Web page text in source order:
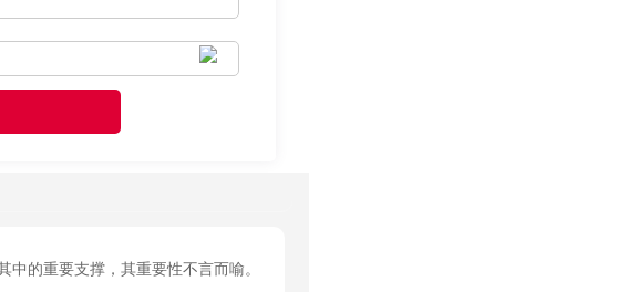
的重要支撑，其重要性不言而喻。